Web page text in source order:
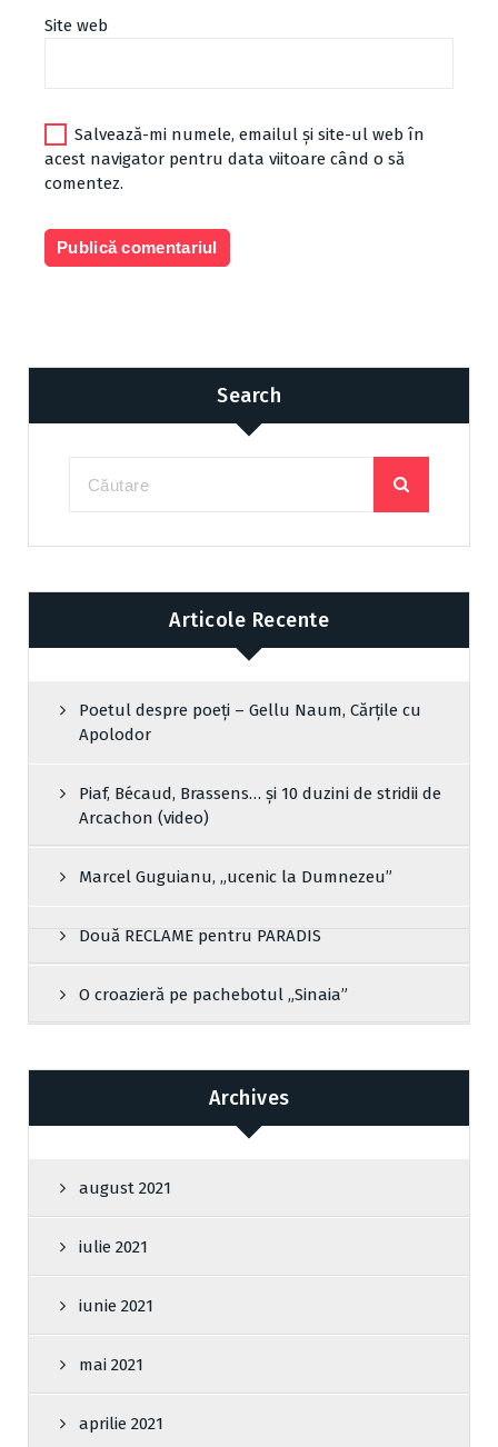
Site web
Salvează-mi numele, emailul și site-ul web în
acest navigator pentru data viitoare când o să
comentez.
Search
Articole Recente
Poetul despre poeți – Gellu Naum, Cărțile cu
Apolodor
Piaf, Bécaud, Brassens… și 10 duzini de stridii de
Arcachon (video)
Marcel Guguianu, „ucenic la Dumnezeu”
Două RECLAME pentru PARADIS
O croazieră pe pachebotul „Sinaia”
Archives
august 2021
iulie 2021
iunie 2021
mai 2021
aprilie 2021